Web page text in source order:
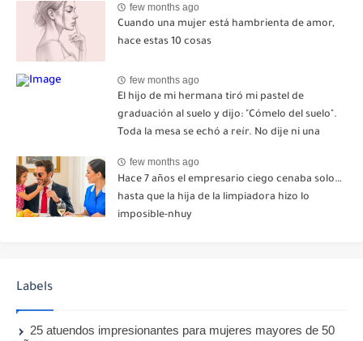
few months ago
Cuando una mujer está hambrienta de amor,
hace estas 10 cosas
few months ago
El hijo de mi hermana tiró mi pastel de
graduación al suelo y dijo: "Cómelo del suelo".
Toda la mesa se echó a reír. No dije ni una
un mensaje: "Hemos decidido cortar todo
contacto. Aléjate para siempre"-nhuy
few months ago
Hace 7 años el empresario ciego cenaba solo…
hasta que la hija de la limpiadora hizo lo
imposible-nhuy
Labels
25 atuendos impresionantes para mujeres mayores de 50